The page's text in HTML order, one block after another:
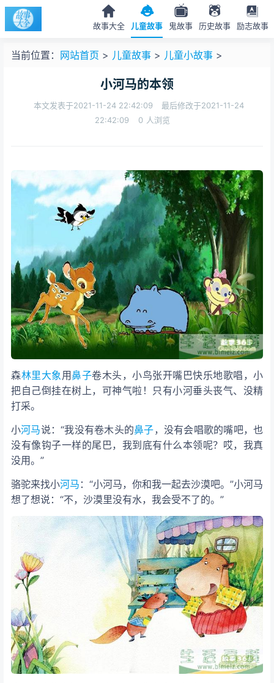
故事大全 儿童故事 鬼故事 历史故事 励志故事
当前位置： 网站首页 > 儿童故事 > 儿童小故事 >
小河马的本领
本文发表于2021-11-24 22:42:09
最后修改于2021-11-24
22:42:09
0 人浏览
森林里大象用鼻子卷木头，小鸟张开嘴巴快乐地歌唱，小
把自己倒挂在树上，可神气啦！只有小河垂头丧气、没精
打采。
小河马说：“我没有卷木头的鼻子，没有会唱歌的嘴吧，也
没有像钩子一样的尾巴，我到底有什么本领呢？哎，我真
没用。”
骆驼来找小河马 ：“小河马，你和我一起去沙漠吧。”小河马
想了想说：“不，沙漠里没有水，我会受不了的。”